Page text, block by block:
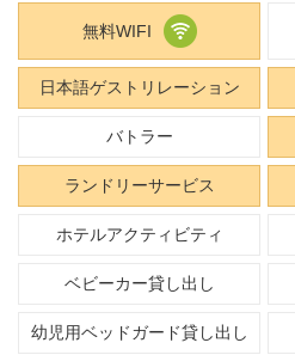
無料WIFI
日本語ゲストリレーション
バトラー
ランドリーサービス
ホテルアクティビティ
ベビーカー貸し出し
幼児用ベッドガード貸し出し